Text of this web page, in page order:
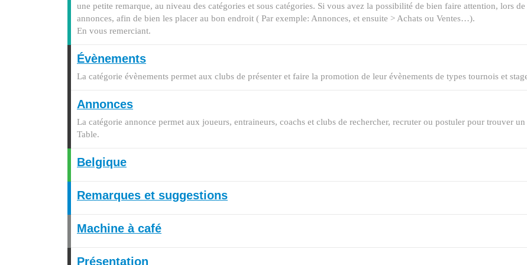
une petite remarque, au niveau des catégories et sous catégories. Si vous avez la possibilité de bien faire attention, lors
annonces, afin de bien les placer au bon endroit ( Par exemple: Annonces, et ensuite > Achats ou Ventes…).
En vous remerciant.
Évènements
La catégorie évènements permet aux clubs de présenter et faire la promotion de leur évènements de types tournois et
Annonces
La catégorie annonce permet aux joueurs, entraineurs, coachs et clubs de rechercher, recruter ou postuler pour trouver
Table.
Belgique
Remarques et suggestions
Machine à café
Présentation